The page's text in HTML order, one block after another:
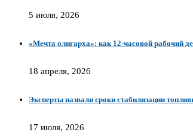
5 июля, 2026
«Мечта олигарха»: как 12-часовой рабочий
18 апреля, 2026
Эксперты назвали сроки стабилизации
17 июля, 2026